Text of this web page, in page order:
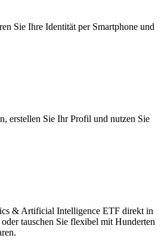
Sie Ihre Identität per Smartphone und
erstellen Sie Ihr Profil und nutzen Sie
& Artificial Intelligence ETF direkt in
tauschen Sie flexibel mit Hunderten